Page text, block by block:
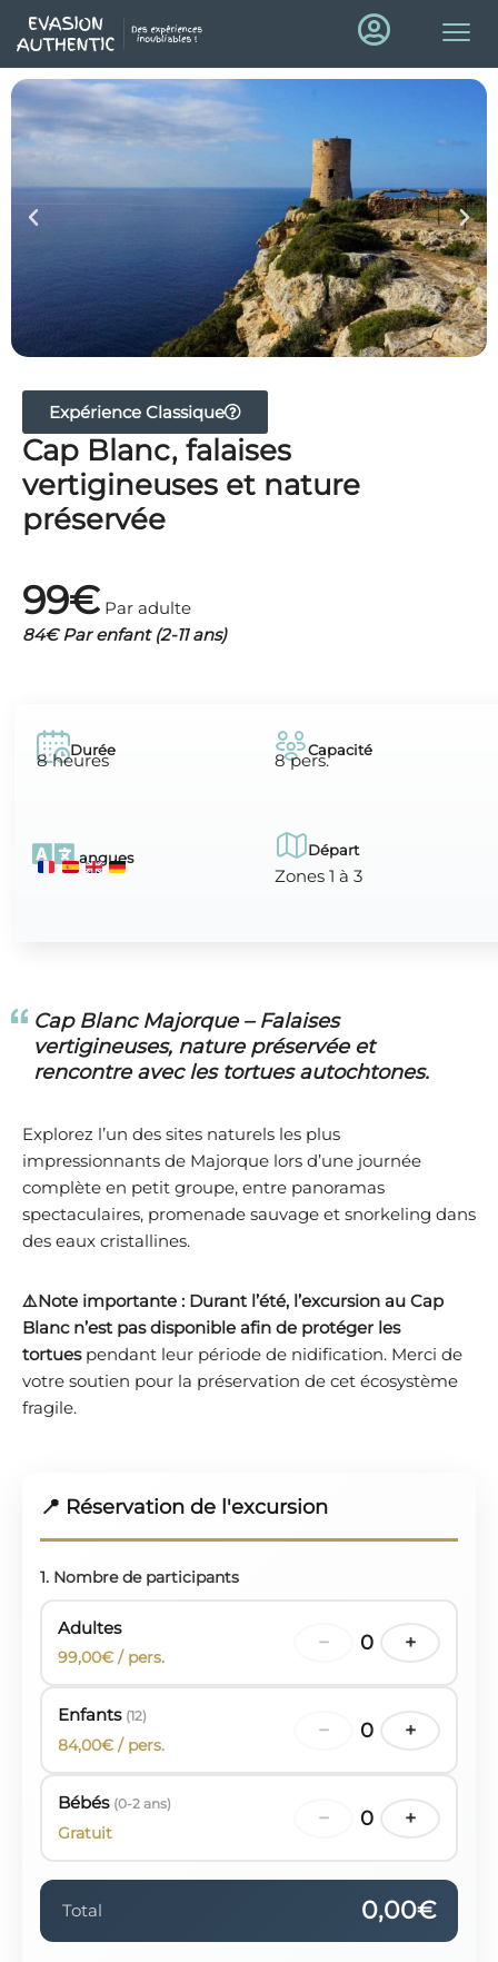
Expérience Classique
Cap Blanc, falaises
vertigineuses et nature
préservée
99€ Par adulte
84€ Par enfant (2-11 ans)
Durée
8 heures Capacité
8 pers.
Langues Départ
Zones 1 à 3
Cap Blanc Majorque – Falaises
vertigineuses, nature préservée et
rencontre avec les tortues autochtones.
Explorez l’un des sites naturels les plus
impressionnants de Majorque lors d’une journée
complète en petit groupe, entre panoramas
spectaculaires, promenade sauvage et snorkeling dans
des eaux cristallines.
⚠️Note importante : Durant l’été, l’excursion au Cap
Blanc n’est pas disponible afin de protéger les
tortuespendant leur période de nidification. Merci de
votre soutien pour la préservation de cet écosystème
fragile.
📍 Réservation de l'excursion
1. Nombre de participants
Adultes
99,00€ / pers.
− 0 +
Enfants (12)
84,00€ / pers.
− 0 +
Bébés (0-2 ans)
Gratuit
− 0 +
Total 0,00€